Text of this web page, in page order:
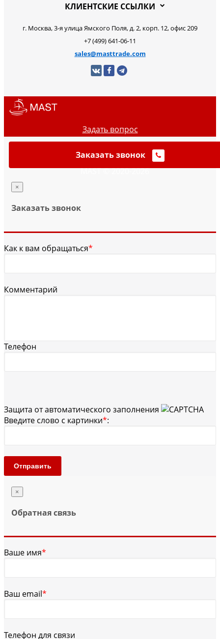
КЛИЕНТСКИЕ ССЫЛКИ
г. Москва, 3-я улица Ямского Поля, д. 2, корп. 12, офис 209
+7 (499) 641-06-11
sales@masttrade.com
Задать вопрос
Заказать звонок
MAST © 2020-2026
×
Заказать звонок
Как к вам обращаться*
Комментарий
Телефон
Защита от автоматического заполнения
Введите слово с картинки*:
Отправить
×
Обратная связь
Ваше имя*
Ваш email*
Телефон для связи